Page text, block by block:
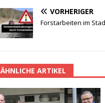
VORHERIGER
Forstarbeiten im
ÄHNLICHE ARTIKEL